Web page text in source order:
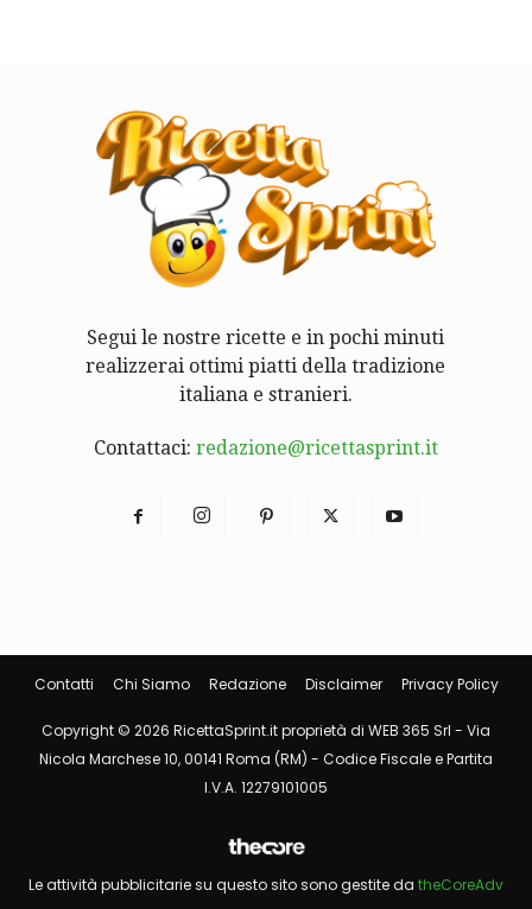
Segui le nostre ricette e in pochi minuti
realizzerai ottimi piatti della tradizione
italiana e stranieri.
Contattaci: redazione@ricettasprint.it
Contatti Chi Siamo Redazione Disclaimer Privacy Policy
Copyright © 2026 RicettaSprint.it proprietà di WEB 365 Srl - Via
Nicola Marchese 10, 00141 Roma (RM) - Codice Fiscale e Partita
I.V.A. 12279101005
Le attività pubblicitarie su questo sito sono gestite da theCoreAdv